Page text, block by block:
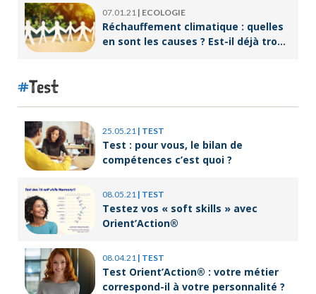
07.01.21 | ECOLOGIE
Réchauffement climatique : quelles
en sont les causes ? Est-il déjà trop
Test
25.05.21 | TEST
Test : pour vous, le bilan de
compétences c’est quoi ?
08.05.21 | TEST
Testez vos « soft skills » avec
Orient’Action®
08.04.21 | TEST
Test Orient’Action® : votre métier
correspond-il à votre personnalité ?